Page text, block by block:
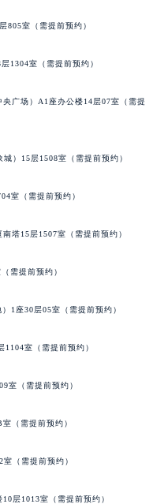
805室（需提前预约）
1304室（需提前预约）
广场）A1座办公楼14层07室（需提
）15层1508室（需提前预约）
室（需提前预约）
塔15层1507室（需提前预约）
需提前预约）
1座30层05室（需提前预约）
室（需提前预约）
室（需提前预约）
（需提前预约）
（需提前预约）
层1013室（需提前预约）